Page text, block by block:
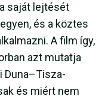
saját lejtését
és a köztes
A film így,
azt mutatja
Duna–Tisza-
és miért nem